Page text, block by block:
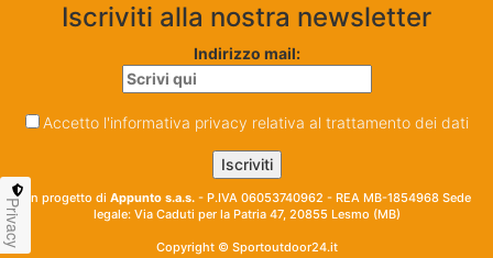
Iscriviti alla nostra newsletter
Indirizzo mail:
Accetto l'informativa privacy relativa al trattamento dei dati
Un progetto di Appunto s.a.s. - P.IVA 06053740962 - REA MB-1854968 Sede
legale: Via Caduti per la Patria 47, 20855 Lesmo (MB)
Copyright © Sportoutdoor24.it
Privacy